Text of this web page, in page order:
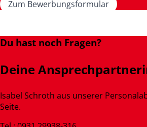
Zum Bewerbungsformular
Du hast noch Fragen?
Deine
Isabel Schroth aus unserer
Seite.